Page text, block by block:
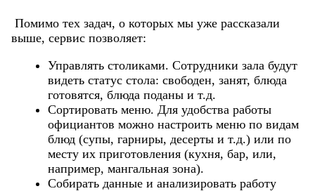
Помимо тех задач, о которых мы уже рассказали
выше, сервис позволяет:
Управлять столиками. Сотрудники зала будут
видеть статус стола: свободен, занят, блюда
готовятся, блюда поданы и т.д.
Сортировать меню. Для удобства работы
официантов можно настроить меню по видам
блюд (супы, гарниры, десерты и т.д.) или по
месту их приготовления (кухня, бар, или,
например, мангальная зона).
Собирать данные и анализировать работу